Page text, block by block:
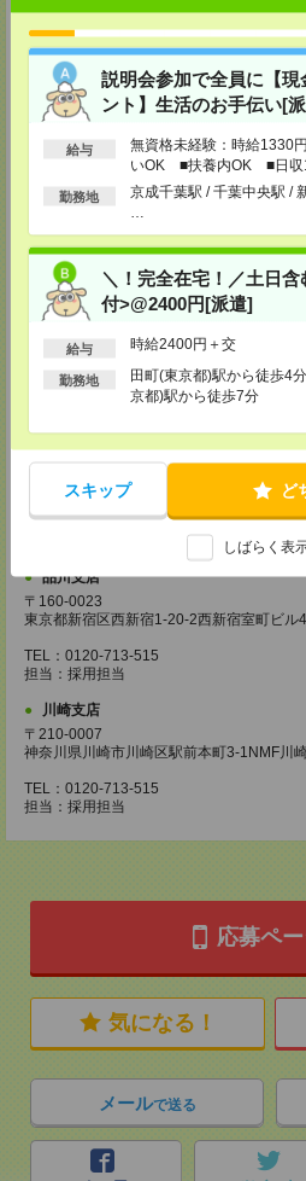
説明会参加で全員に【
ント】生活のお手伝い[
給与
無資格未経験：時給1330
いOK ■扶養内OK ■日収1
以上
勤務地
京成千葉駅 / 千葉中央駅 /
＼！完全在宅！／土日
付>@2400円[派遣]
給与 時給2400円＋交
勤務地
田町(東京都)駅から徒歩4
京都)駅から徒歩7分
スキップ ど
しばらく表
町田支店
〒194-0022 東京都町田市森野1-33-11 町
TEL：0120-713-515
担当：採用担当
〒343-0816
TEL：0120-713-515
厚木支店
神奈川県厚木市旭町1-2-1 日本生命本厚
TEL：0120-713-515
担当：採用担当
藤沢支店
〒251-0025
神奈川県藤沢市鵠沼石上1丁目5番2号
日本生命藤沢ビル2階
甲府支店
〒400-0031 山梨県甲府市丸の内2-30-3
TEL：0120-713-515
品川支店
〒160-0023
東京都新宿区西新宿1-20-2西新宿室町ビル
TEL：0120-713-515
担当：採用担当
川崎支店
〒210-0007
神奈川県川崎市川崎区駅前本町3-1NMF川
TEL：0120-713-515
担当：採用担当
応募ペ
気になる！
メールで送る